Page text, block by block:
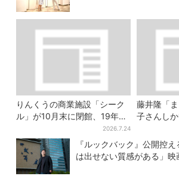
りんくうの商業施設「シーク
ル」が10月末に閉館、19年の
歴史に幕…南大阪民に衝撃は
しる
2026.7.24
藤井隆「
子さんし
『ルックバック』公開控
は出せない質感がある」映